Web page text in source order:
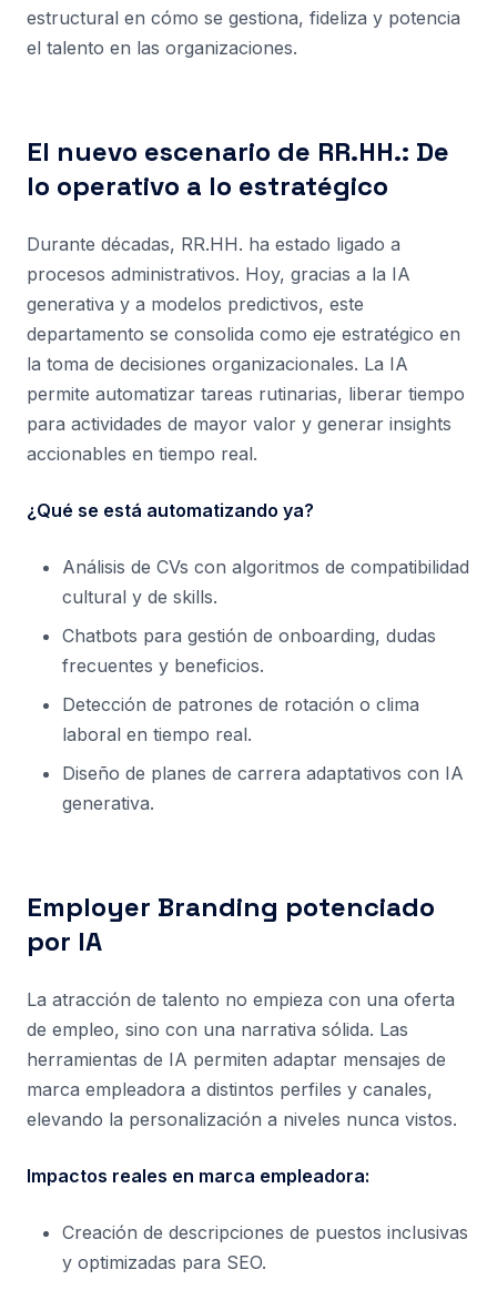
estructural en cómo se gestiona, fideliza y potencia
el talento en las organizaciones.
El nuevo escenario de RR.HH.: De
lo operativo a lo estratégico
Durante décadas, RR.HH. ha estado ligado a
procesos administrativos. Hoy, gracias a la IA
generativa y a modelos predictivos, este
departamento se consolida como eje estratégico en
la toma de decisiones organizacionales. La IA
permite automatizar tareas rutinarias, liberar tiempo
para actividades de mayor valor y generar insights
accionables en tiempo real.
¿Qué se está automatizando ya?
Análisis de CVs con algoritmos de compatibilidad
cultural y de skills.
Chatbots para gestión de onboarding, dudas
frecuentes y beneficios.
Detección de patrones de rotación o clima
laboral en tiempo real.
Diseño de planes de carrera adaptativos con IA
generativa.
Employer Branding potenciado
por IA
La atracción de talento no empieza con una oferta
de empleo, sino con una narrativa sólida. Las
herramientas de IA permiten adaptar mensajes de
marca empleadora a distintos perfiles y canales,
elevando la personalización a niveles nunca vistos.
Impactos reales en marca empleadora:
Creación de descripciones de puestos inclusivas
y optimizadas para SEO.